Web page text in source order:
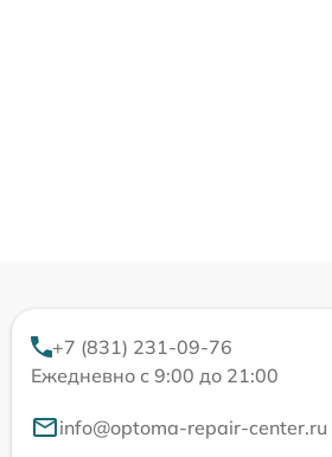
+7 (831) 231-09-76
Ежедневно с 9:00 до 21:00
info@optoma-repair-center.ru